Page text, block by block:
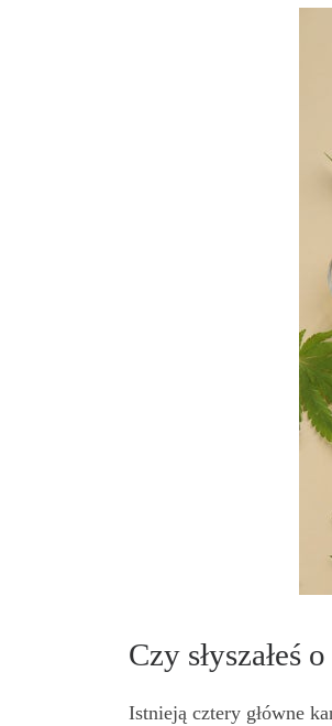
Czy słyszałeś
Istnieją cztery główne